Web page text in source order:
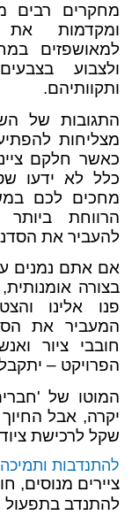
מחקרים רבים
ומקדמות את
למאושפזים
ולצבוע
ותקוותיהם.
התגובות של
מצליחות
כאשר חלקם
כלל לא ידעו
מחכים לכם
הרווחת
להעביר את
אם אתם נמנים
בצורה
פנו אלינו
המעביר את
חובבי ציור
הפרויקט –
המוטו של
יקרה, אבל
שקל לרכישת
להתנדבות
ציירים מנוסים,
להתנדב בתפעול